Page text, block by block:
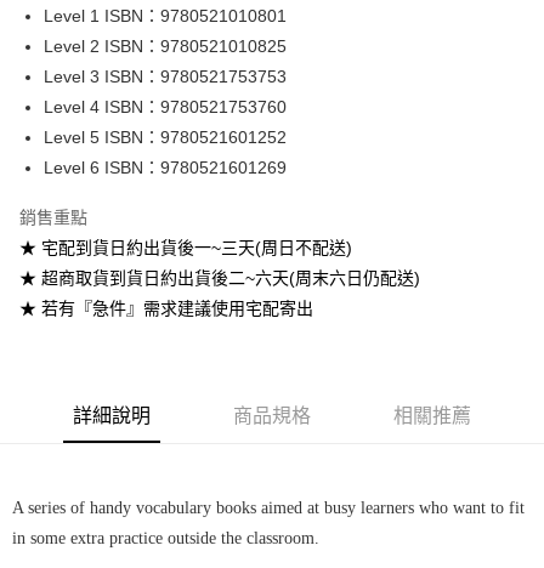
每筆NT$60
7-11取貨付款
每筆NT$60
付款後7-11取貨
每筆NT$60
宅配-台灣本島
每筆NT$100
宅配-離島
Level 1 ISBN：9780521010801
Level 2 ISBN：9780521010825
Level 3 ISBN：9780521753753
Level 4 ISBN：9780521753760
Level 5 ISBN：9780521601252
Level 6 ISBN：9780521601269
銷售重點
★ 宅配到貨日約出貨後一~三天(周日不配送)
★ 超商取貨到貨日約出貨後二~六天(周末六日仍配送)
★ 若有『急件』需求建議使用宅配寄出
詳細說明 商品規格 相關推薦
A series of handy vocabulary books aimed at busy learners who want to fit
in some extra practice outside the classroom.